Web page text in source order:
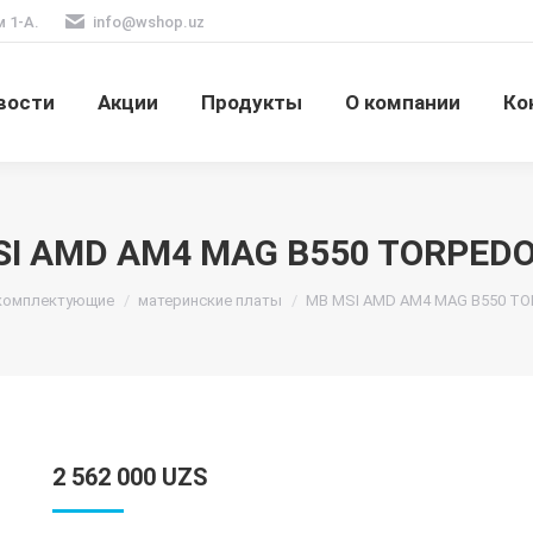
1-А. info@wshop.uz
Акции Продукты О компании
AMD AM4 MAG B550
материнские платы MB MSI AMD AM4 MAG B550
2 562 000 UZS